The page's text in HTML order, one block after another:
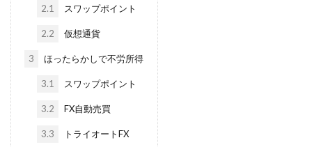
2.1 スワップポイント
2.2 仮想通貨
3 ほったらかしで不労所得
3.1 スワップポイント
3.2 FX自動売買
3.3 トライオートFX